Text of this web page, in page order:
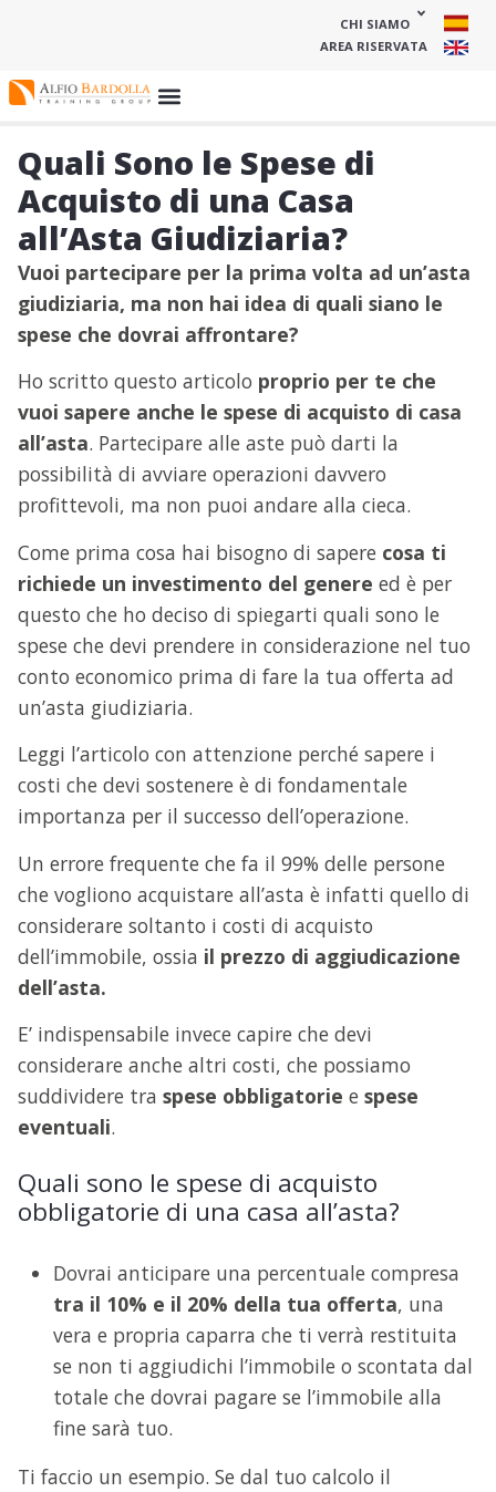
CHI SIAMO
AREA RISERVATA
Quali Sono le Spese di
Acquisto di una Casa
all’Asta Giudiziaria?
Vuoi partecipare per la prima volta ad un’asta
giudiziaria, ma non hai idea di quali siano le
spese che dovrai affrontare?
Ho scritto questo articolo proprio per te che
vuoi sapere anche le spese di acquisto di casa
all’asta. Partecipare alle aste può darti la
possibilità di avviare operazioni davvero
profittevoli, ma non puoi andare alla cieca.
Come prima cosa hai bisogno di sapere cosa ti
richiede un investimento del genere ed è per
questo che ho deciso di spiegarti quali sono le
spese che devi prendere in considerazione nel tuo
conto economico prima di fare la tua offerta ad
un’asta giudiziaria.
Leggi l’articolo con attenzione perché sapere i
costi che devi sostenere è di fondamentale
importanza per il successo dell’operazione.
Un errore frequente che fa il 99% delle persone
che vogliono acquistare all’asta è infatti quello di
considerare soltanto i costi di acquisto
dell’immobile, ossia il prezzo di aggiudicazione
dell’asta.
E’ indispensabile invece capire che devi
considerare anche altri costi, che possiamo
suddividere tra spese obbligatorie e spese
eventuali.
Quali sono le spese di acquisto
obbligatorie di una casa all’asta?
Dovrai anticipare una percentuale compresa
tra il 10% e il 20% della tua offerta, una
vera e propria caparra che ti verrà restituita
se non ti aggiudichi l’immobile o scontata dal
totale che dovrai pagare se l’immobile alla
fine sarà tuo.
Ti faccio un esempio. Se dal tuo calcolo il